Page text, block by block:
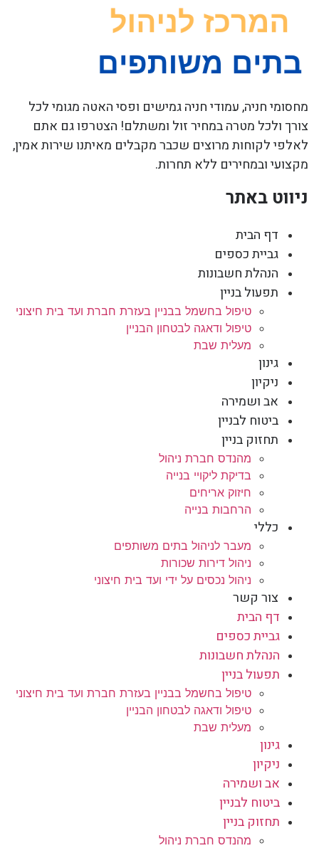
מחסומי חניה, עמודי חניה גמישים ופסי האטה מגומי לכל
צורך ולכל מטרה במחיר זול ומשתלם! הצטרפו גם אתם
לאלפי לקוחות מרוצים שכבר מקבלים מאיתנו שירות אמין,
מקצועי ובמחירים ללא תחרות.
ניווט באתר
דף הבית
גביית כספים
הנהלת חשבונות
תפעול בניין
טיפול בחשמל בבניין בעזרת חברת ועד בית חיצוני
טיפול ודאגה לבטחון הבניין
מעלית שבת
גינון
ניקיון
אב ושמירה
ביטוח לבניין
תחזוק בניין
מהנדס חברת ניהול
בדיקת ליקויי בנייה
חיזוק אריחים
הרחבות בנייה
כללי
מעבר לניהול בתים משותפים
ניהול דירות שכורות
ניהול נכסים על ידי ועד בית חיצוני
צור קשר
דף הבית
גביית כספים
הנהלת חשבונות
תפעול בניין
טיפול בחשמל בבניין בעזרת חברת ועד בית חיצוני
טיפול ודאגה לבטחון הבניין
מעלית שבת
גינון
ניקיון
אב ושמירה
ביטוח לבניין
תחזוק בניין
מהנדס חברת ניהול